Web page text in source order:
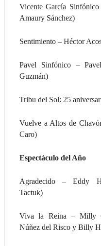
Vicente García
Amaury Sánchez)
Sentimiento – Héctor
Pavel Sinfónico –
Guzmán)
Tribu del Sol: 25
Vuelve a Altos de
Caro)
Espectáculo del Año
Agradecido – Eddy
Tactuk)
Viva la Reina – Milly
Núñez del Risco y Billy